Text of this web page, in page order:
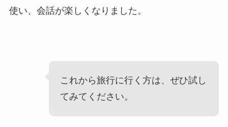
使い、会話が楽しくなりました。
これから旅行に行く方は、ぜひ試し
てみてください。